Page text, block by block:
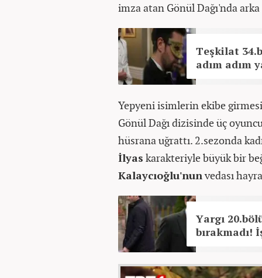
imza atan Gönül Dağı'nda
Teşkilat
adım adım
Yepyeni isimlerin ekibe
Gönül Dağı dizisinde üç
hüsrana uğrattı. 2.sezonda
İlyas karakteriyle büyük bir
Kalaycıoğlu'nunvedası
Yargı
bırakmadı!